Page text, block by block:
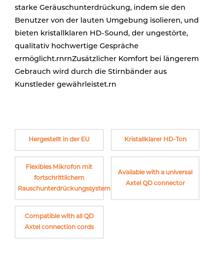
starke Geräuschunterdrückung, indem sie den
Benutzer von der lauten Umgebung isolieren, und
bieten kristallklaren HD-Sound, der ungestörte,
qualitativ hochwertige Gespräche
ermöglicht.rnrnZusätzlicher Komfort bei längerem
Gebrauch wird durch die Stirnbänder aus
Kunstleder gewährleistet.rn
Hergestellt in der EU Kristallklarer HD-Ton
Flexibles Mikrofon mit
fortschrittlichem
Rauschunterdrückungssystem
Available with a universal
Axtel QD connector
Compatible with all QD
Axtel connection cords